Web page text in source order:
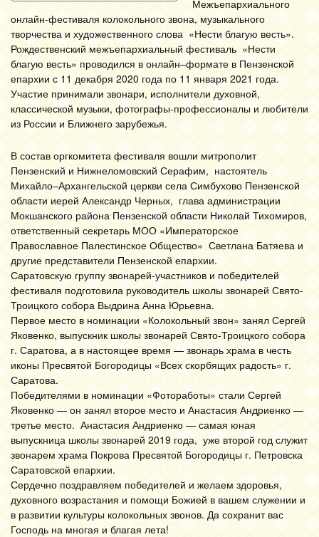
Межъепархиального
онлайн-фестиваля колокольного звона, музыкального
творчества и художественного слова «Нести благую весть».
Рождественский межъепархиальный фестиваль «Нести
благую весть» проводился в онлайн–формате в Пензенской
епархии с 11 декабря 2020 года по 11 января 2021 года.
Участие принимали звонари, исполнители духовной,
классической музыки, фотографы-профессионалы и любители
из России и Ближнего зарубежья.
В состав оргкомитета фестиваля вошли митрополит
Пензенский и Нижнеломовский Серафим, настоятель
Михайло–Архангельской церкви села Симбухово Пензенской
области иерей Александр Черных, глава администрации
Мокшанского района Пензенской области Николай Тихомиров,
ответственный секретарь МОО «Императорское
Православное Палестинское Общество» Светлана Батяева и
другие представители Пензенской епархии.
Саратовскую группу звонарей-участников и победителей
фестиваля подготовила руководитель школы звонарей Свято-
Троицкого собора Выдрина Анна Юрьевна.
Первое место в номинации «Колокольный звон» занял Сергей
Яковенко, выпускник школы звонарей Свято-Троицкого собора
г. Саратова, а в настоящее время — звонарь храма в честь
иконы Пресвятой Богородицы «Всех скорбящих радость» г.
Саратова.
Победителями в номинации «Фотоработы» стали Сергей
Яковенко — он занял второе место и Анастасия Андриенко —
третье место. Анастасия Андриенко — самая юная
выпускница школы звонарей 2019 года, уже второй год служит
звонарем храма Покрова Пресвятой Богородицы г. Петровска
Саратовской епархии.
Сердечно поздравляем победителей и желаем здоровья,
духовного возрастания и помощи Божией в вашем служении и
в развитии культуры колокольных звонов. Да сохранит вас
Господь на многая и благая лета!